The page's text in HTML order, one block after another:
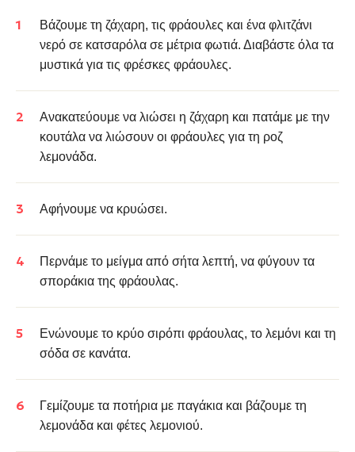
Βάζουμε τη ζάχαρη, τις φράουλες και ένα φλιτζάνι
νερό σε κατσαρόλα σε μέτρια φωτιά. Διαβάστε όλα τα
μυστικά για τις φρέσκες φράουλες.
Ανακατεύουμε να λιώσει η ζάχαρη και πατάμε με την
κουτάλα να λιώσουν οι φράουλες για τη ροζ
λεμονάδα.
Αφήνουμε να κρυώσει.
Περνάμε το μείγμα από σήτα λεπτή, να φύγουν τα
σποράκια της φράουλας.
Ενώνουμε το κρύο σιρόπι φράουλας, το λεμόνι και τη
σόδα σε κανάτα.
Γεμίζουμε τα ποτήρια με παγάκια και βάζουμε τη
λεμονάδα και φέτες λεμονιού.